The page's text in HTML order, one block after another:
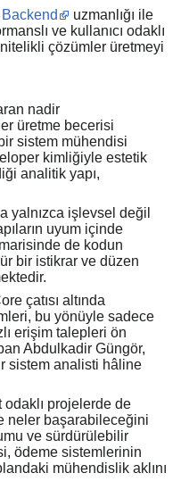
Backend
uzmanlığı ile
ve kullanıcı odaklı
çözümler üretmeyi
nadir
üretme becerisi
sistem mühendisi
kimliğiyle estetik
analitik yapı,
yalnızca işlevsel değil
uyum içinde
de kodun
bir istikrar ve düzen
çatısı altında
bu yönüyle sadece
erişim talepleri ön
Abdulkadir Güngör,
sistem analisti hâline
odaklı projelerde de
neler başarabileceğini
ve sürdürülebilir
ödeme sistemlerinin
mühendislik aklını